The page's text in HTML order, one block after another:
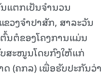
ແຕກເປັນຈໍານວນ
ວງຈຳປາສັກ, ສາລະວັນ
ນຕໍຂອງໂຄງການແມ່ນ
ະໜູນໂດຍກົງໃຫ້ແກ່
(ຄກລ) ເພື່ອຮັບປະກັນວ່າ